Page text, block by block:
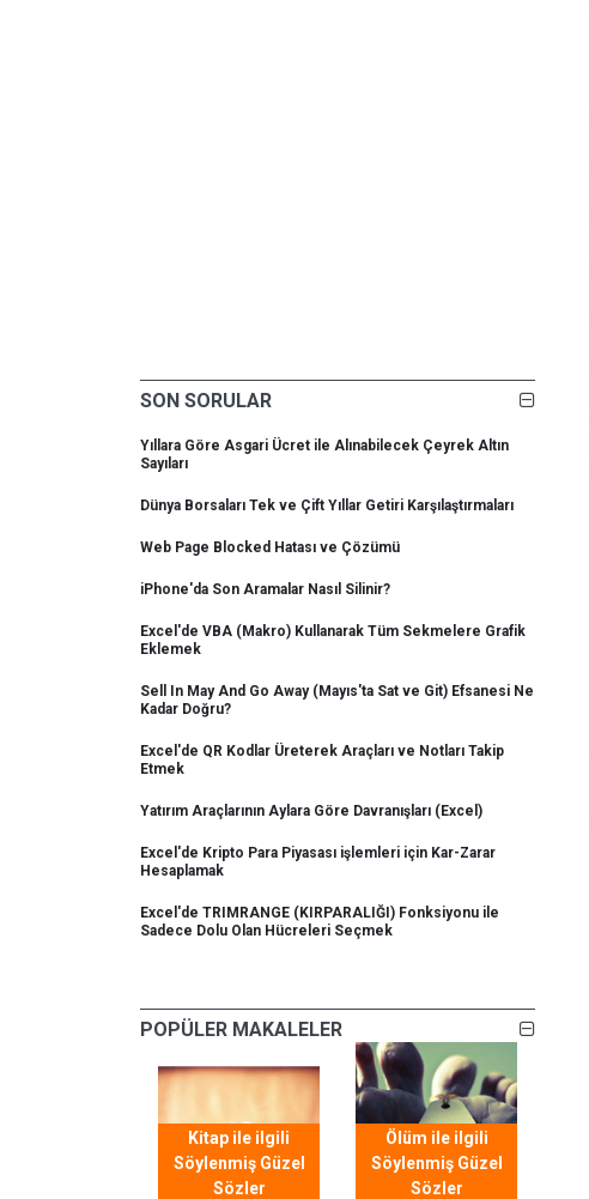
SON SORULAR
Yıllara Göre Asgari Ücret ile Alınabilecek Çeyrek Altın
Sayıları
Dünya Borsaları Tek ve Çift Yıllar Getiri Karşılaştırmaları
Web Page Blocked Hatası ve Çözümü
iPhone'da Son Aramalar Nasıl Silinir?
Excel'de VBA (Makro) Kullanarak Tüm Sekmelere Grafik
Eklemek
Sell In May And Go Away (Mayıs'ta Sat ve Git) Efsanesi Ne
Kadar Doğru?
Excel'de QR Kodlar Üreterek Araçları ve Notları Takip
Etmek
Yatırım Araçlarının Aylara Göre Davranışları (Excel)
Excel'de Kripto Para Piyasası işlemleri için Kar-Zarar
Hesaplamak
Excel'de TRIMRANGE (KIRPARALIĞI) Fonksiyonu ile
Sadece Dolu Olan Hücreleri Seçmek
POPÜLER MAKALELER
Kitap ile ilgili
Söylenmiş Güzel
Sözler
Ölüm ile ilgili
Söylenmiş Güzel
Sözler